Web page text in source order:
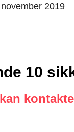
2019
10
kontakte